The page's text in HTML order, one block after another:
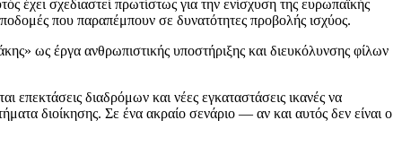
σχεδιαστεί πρωτίστως για την ενίσχυση της ευρωπαϊκής
που παραπέμπουν σε δυνατότητες προβολής ισχύος.
ως έργα ανθρωπιστικής υποστήριξης και διευκόλυνσης φίλων
διαδρόμων και νέες εγκαταστάσεις ικανές να
διοίκησης. Σε ένα ακραίο σενάριο — αν και αυτός δεν είναι ο